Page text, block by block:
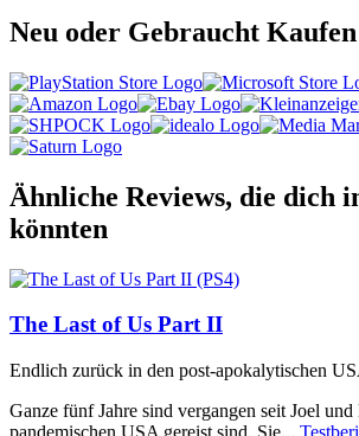
Neu oder Gebraucht Kaufen
Ähnliche Reviews, die dich
könnten
The Last of Us Part II
Endlich zurück in den post-apokalytischen
Ganze fünf Jahre sind vergangen seit Joel
pandemischen USA gereist sind. Sie...